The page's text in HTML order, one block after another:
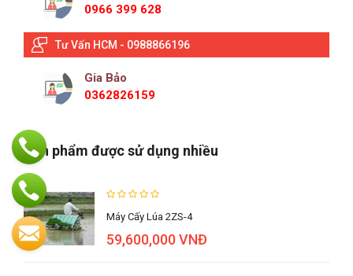
0966 399 628
Tư Vấn HCM - 0988866196
Gia Bảo
0362826159
Sản phẩm được sử dụng nhiều
Máy Cấy Lúa 2ZS-4
59,600,000 VNĐ